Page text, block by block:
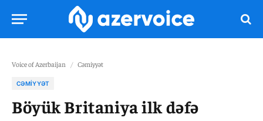
Voice of Azerbaijan / Cəmiyyət
CƏMIYYƏT
Böyük Britaniya ilk dəfə